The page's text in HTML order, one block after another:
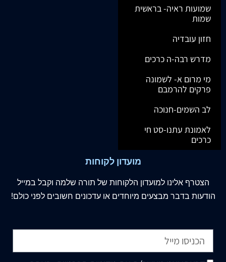
שמועות ראיה- בראשית
שמות
חזון עובדיה
מדרש רבה-ה כרכים
מי מרום א- לשמונה
פרקים להרמבם
לב השמים-חנוכה
לאמונת עתנו-סט חי
כרכים
מועדון לקוחות
הצטרף אלינו למועדון הלקוחות של תורה שלמה וקבל במייל
הודעות בדבר מבצעים מיוחדים או עדכונים חשובים לפני כולם!